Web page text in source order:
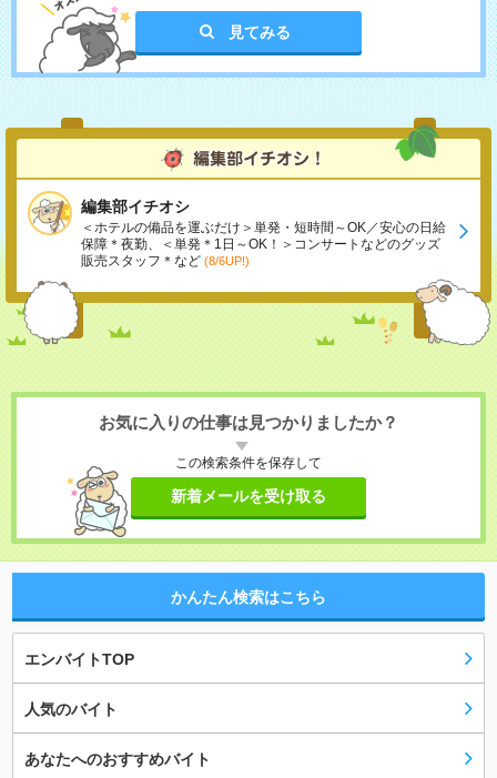
見てみる
編集部イチオシ
＜ホテルの備品を運ぶだけ＞単発・短時間～OK／安心の日給
保障＊夜勤、＜単発＊1日～OK！＞コンサートなどのグッズ
販売スタッフ＊など (8/6UP!)
お気に入りの仕事は見つかりましたか？
この検索条件を保存して
新着メールを受け取る
かんたん検索はこちら
エンバイトTOP
人気のバイト
あなたへのおすすめバイト